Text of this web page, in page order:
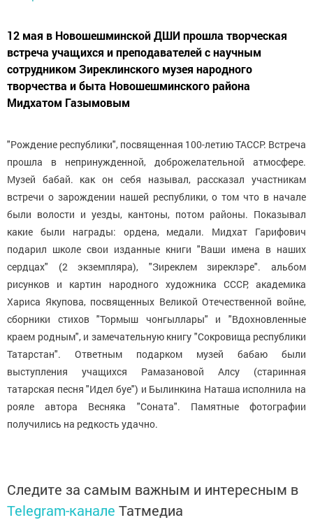
12 мая в Новошешминской ДШИ прошла творческая
встреча учащихся и преподавателей с научным
сотрудником Зиреклинского музея народного
творчества и быта Новошешминского района
Мидхатом Газымовым
"Рождение республики", посвященная 100-летию ТАССР. Встреча
прошла в непринужденной, доброжелательной атмосфере.
Музей бабай. как он себя называл, рассказал участникам
встречи о зарождении нашей республики, о том что в начале
были волости и уезды, кантоны, потом районы. Показывал
какие были награды: ордена, медали. Мидхат Гарифович
подарил школе свои изданные книги "Ваши имена в наших
сердцах" (2 экземпляра), "Зиреклем зиреклэре". альбом
рисунков и картин народного художника СССР, академика
Хариса Якупова, посвященных Великой Отечественной войне,
сборники стихов "Тормыш чонгыллары" и "Вдохновленные
краем родным", и замечательную книгу "Сокровища республики
Татарстан". Ответным подарком музей бабаю были
выступления учащихся Рамазановой Алсу (старинная
татарская песня "Идел буе") и Былинкина Наташа исполнила на
рояле автора Весняка "Соната". Памятные фотографии
получились на редкость удачно.
Следите за самым важным и интересным в
Telegram-канале Татмедиа